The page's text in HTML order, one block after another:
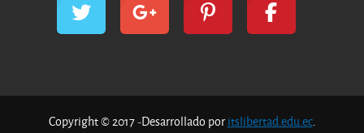
Copyright © 2017 -Desarrollado poritslibertad.edu.ec.